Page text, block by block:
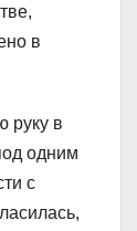
в
руку в
одним
с